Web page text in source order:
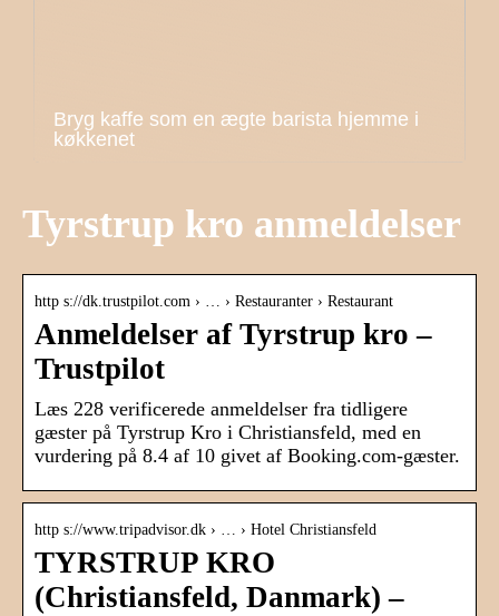
Bryg kaffe som en ægte barista hjemme i
køkkenet
Tyrstrup kro anmeldelser
http s://dk.trustpilot.com › … › Restauranter › Restaurant
Anmeldelser af Tyrstrup kro –
Trustpilot
Læs 228 verificerede anmeldelser fra tidligere
gæster på Tyrstrup Kro i Christiansfeld, med en
vurdering på 8.4 af 10 givet af Booking.com-gæster.
http s://www.tripadvisor.dk › … › Hotel Christiansfeld
TYRSTRUP KRO
(Christiansfeld, Danmark) –